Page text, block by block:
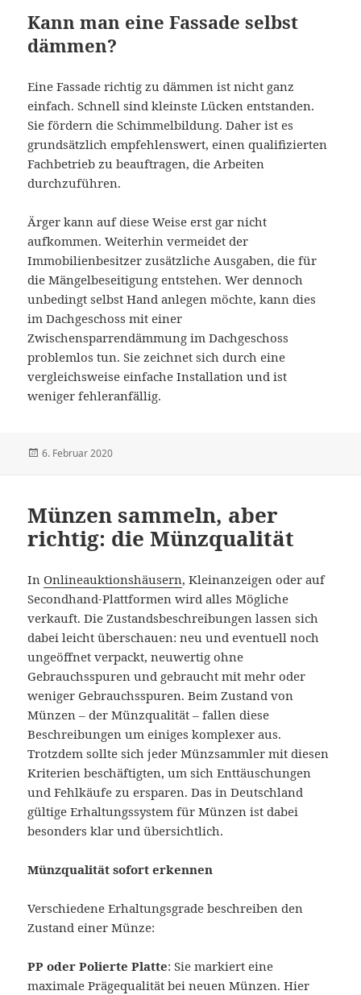
Kann man eine Fassade selbst
dämmen?
Eine Fassade richtig zu dämmen ist nicht ganz
einfach. Schnell sind kleinste Lücken entstanden.
Sie fördern die Schimmelbildung. Daher ist es
grundsätzlich empfehlenswert, einen qualifizierten
Fachbetrieb zu beauftragen, die Arbeiten
durchzuführen.
Ärger kann auf diese Weise erst gar nicht
aufkommen. Weiterhin vermeidet der
Immobilienbesitzer zusätzliche Ausgaben, die für
die Mängelbeseitigung entstehen. Wer dennoch
unbedingt selbst Hand anlegen möchte, kann dies
im Dachgeschoss mit einer
Zwischensparrendämmung im Dachgeschoss
problemlos tun. Sie zeichnet sich durch eine
vergleichsweise einfache Installation und ist
weniger fehleranfällig.
Veröffentlicht
6. Februar 2020
Münzen sammeln, aber
richtig: die Münzqualität
InOnlineauktionshäusern, Kleinanzeigen oder auf
Secondhand-Plattformen wird alles Mögliche
verkauft. Die Zustandsbeschreibungen lassen sich
dabei leicht überschauen: neu und eventuell noch
ungeöffnet verpackt, neuwertig ohne
Gebrauchsspuren und gebraucht mit mehr oder
weniger Gebrauchsspuren. Beim Zustand von
Münzen – der Münzqualität – fallen diese
Beschreibungen um einiges komplexer aus.
Trotzdem sollte sich jeder Münzsammler mit diesen
Kriterien beschäftigten, um sich Enttäuschungen
und Fehlkäufe zu ersparen. Das in Deutschland
gültige Erhaltungssystem für Münzen ist dabei
besonders klar und übersichtlich.
Münzqualität sofort erkennen
Verschiedene Erhaltungsgrade beschreiben den
Zustand einer Münze:
PP oder Polierte Platte: Sie markiert eine
maximale Prägequalität bei neuen Münzen. Hier